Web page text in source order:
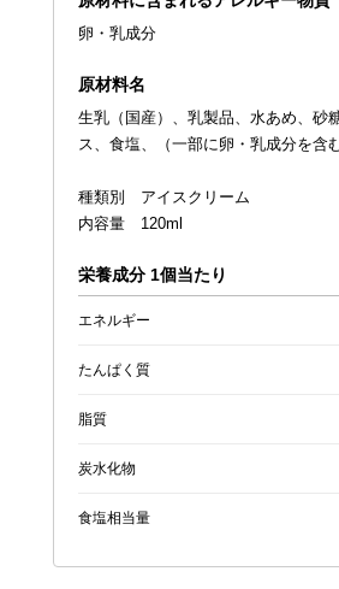
卵・乳成分
原材料名
生乳（国産）、乳製品、水あめ、砂
ス、食塩、（一部に卵・乳成分を含む
種類別 アイスクリーム
内容量 120ml
栄養成分 1個当たり
エネルギー
たんぱく質
脂質
炭水化物
食塩相当量